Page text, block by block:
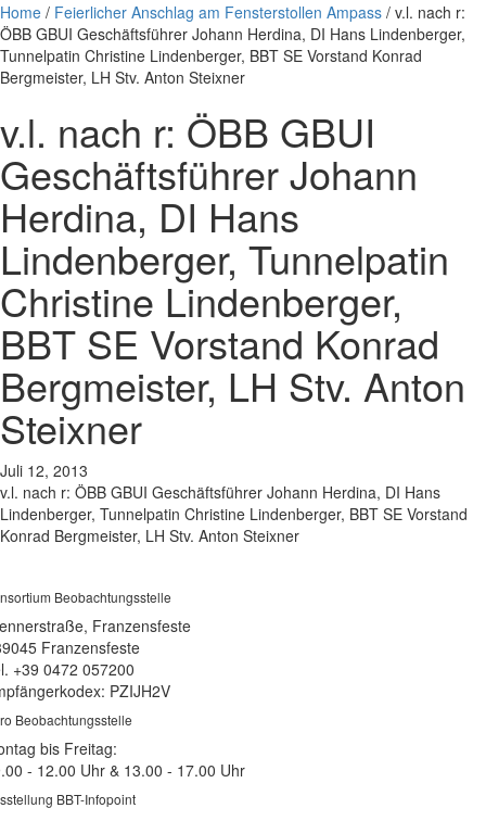
Home / Feierlicher Anschlag am Fensterstollen Ampass / v.l. nach r:
ÖBB GBUI Geschäftsführer Johann Herdina, DI Hans Lindenberger,
Tunnelpatin Christine Lindenberger, BBT SE Vorstand Konrad
Bergmeister, LH Stv. Anton Steixner
v.l. nach r: ÖBB GBUI
Geschäftsführer Johann
Herdina, DI Hans
Lindenberger, Tunnelpatin
Christine Lindenberger,
BBT SE Vorstand Konrad
Bergmeister, LH Stv. Anton
Steixner
Juli 12, 2013
v.l. nach r: ÖBB GBUI Geschäftsführer Johann Herdina, DI Hans
Lindenberger, Tunnelpatin Christine Lindenberger, BBT SE Vorstand
Konrad Bergmeister, LH Stv. Anton Steixner
Beobachtungsstelle
Franzensfeste
Franzensfeste
+39 0472 057200
PZIJH2V
Beobachtungsstelle
bis Freitag:
- 12.00 Uhr & 13.00 - 17.00 Uhr
BBT-Infopoint